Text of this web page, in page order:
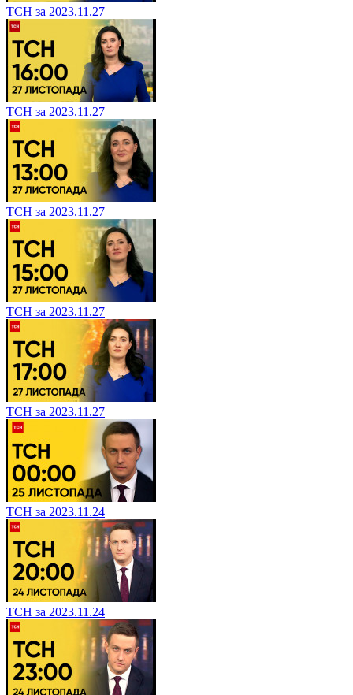
ТСН за 2023.11.27
ТСН за 2023.11.27
ТСН за 2023.11.27
ТСН за 2023.11.27
ТСН за 2023.11.27
ТСН за 2023.11.24
ТСН за 2023.11.24